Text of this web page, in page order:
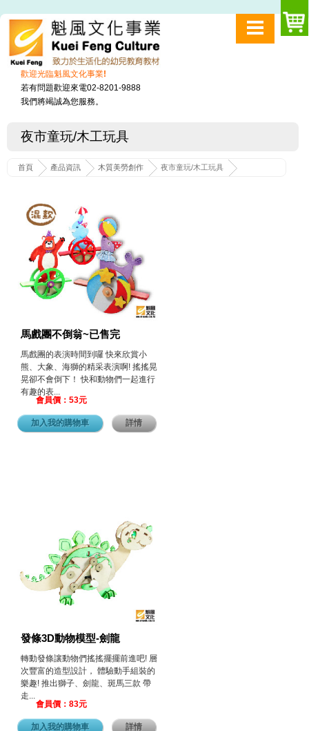
歡迎光臨魁風文化事業!
若有問題歡迎來電02-8201-9888
我們將竭誠為您服務。
夜市童玩/木工玩具
首頁 產品資訊 木質美勞創作 夜市童玩/木工玩具
馬戲團不倒翁~已售完
馬戲團的表演時間到囉 快來欣賞小
熊、大象、海獅的精采表演啊! 搖搖晃
晃卻不會倒下！ 快和動物們一起進行
有趣的表...
會員價：53元
加入我的購物車 詳情
發條3D動物模型-劍龍
轉動發條讓動物們搖搖擺擺前進吧! 層
次豐富的造型設計， 體驗動手組裝的
樂趣! 推出獅子、劍龍、斑馬三款 帶
走...
會員價：83元
加入我的購物車 詳情